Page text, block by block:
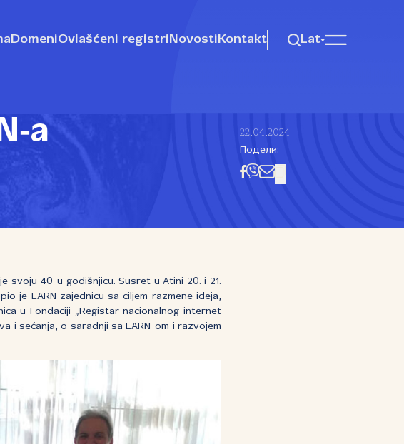
DomeniOvlašćeni registri Novosti Kontakt Lat
22.04.2024
Подели:
svoju 40-u godišnjicu. Susret u Atini 20. i 21.
je EARN zajednicu sa ciljem razmene ideja,
u Fondaciji „Registar nacionalnog internet
i sećanja, o saradnji sa EARN-om i razvojem